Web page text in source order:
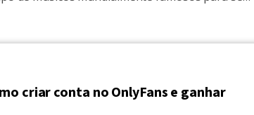
criar conta no OnlyFans e ganhar